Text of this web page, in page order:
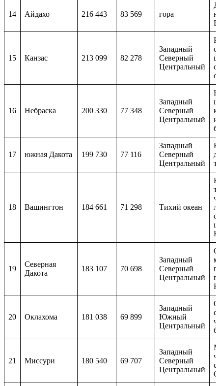
14 Айдахо 216 443 83 569 гора
15 Канзас 213 099 82 278
Западный
Северный
Центральный
16 Небраска 200 330 77 348
Западный
Северный
Центральный
к
и
17 южная Дакота 199 730 77 116
Западный
Северный
Центральный
18 Вашингтон 184 661 71 298 Тихий океан
19
Северная
Дакота
183 107 70 698
Западный
Северный
Центральный
20 Оклахома 181 038 69 899
Западный
Южный
Центральный
с
21 Миссури 180 540 69 707
Западный
Северный
Центральный